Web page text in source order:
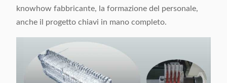
knowhow fabbricante, la formazione del personale,
anche il progetto chiavi in mano completo.